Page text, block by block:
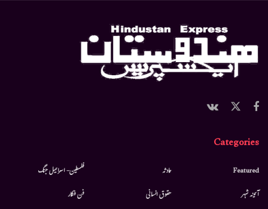
Categories
Featured
آئینہ شہر
حادثہ
حقوق انسانی
فلسطین- اسرائیل جنگ
فن فنکار